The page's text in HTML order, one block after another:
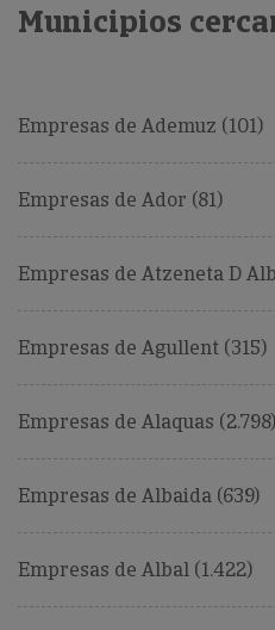
Municipios
Empresas de Ademuz (101)
Empresas de Ador (81)
Empresas de Atzeneta D
Empresas de Agullent (315)
Empresas de Alaquas (2.798)
Empresas de Albaida (639)
Empresas de Albal (1.422)